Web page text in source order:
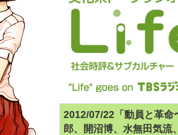
2012/07/22「動員と革命
郎、開沼博、水無田気流